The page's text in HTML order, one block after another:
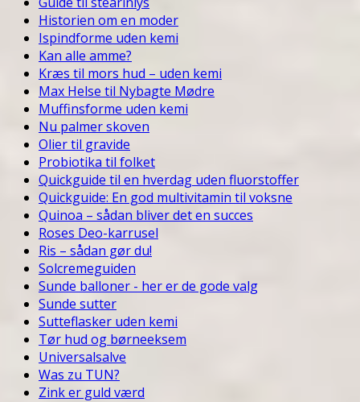
Historien om en moder
Ispindforme uden kemi
Kan alle amme?
Kræs til mors hud – uden kemi
Max Helse til Nybagte Mødre
Muffinsforme uden kemi
Nu palmer skoven
Olier til gravide
Probiotika til folket
Quickguide til en hverdag uden fluorstoffer
Quickguide: En god multivitamin til voksne
Quinoa – sådan bliver det en succes
Roses Deo-karrusel
Ris – sådan gør du!
Solcremeguiden
Sunde balloner - her er de gode valg
Sunde sutter
Sutteflasker uden kemi
Tør hud og børneeksem
Universalsalve
Was zu TUN?
Zink er guld værd